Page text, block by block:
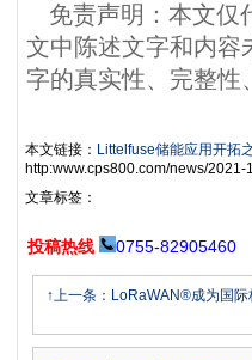
免责声明：本文仅
文中陈述文字和内容
字的真实性、完整性
本文链接： Littelfuse储能应用开拓
http:www.cps800.com/news/2021-
文章标签：
投稿热线 0755-82905460
↑上一条：LoRaWAN®成为国